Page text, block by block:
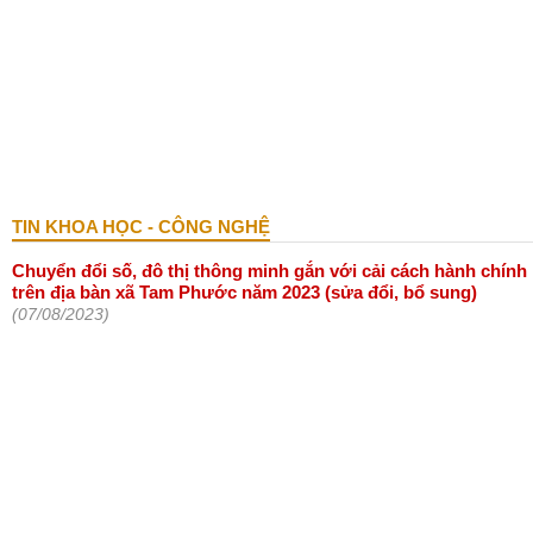
TIN KHOA HỌC - CÔNG NGHỆ
Chuyển đổi số, đô thị thông minh gắn với cải cách hành chính
trên địa bàn xã Tam Phước năm 2023 (sửa đổi, bổ sung)
(07/08/2023)